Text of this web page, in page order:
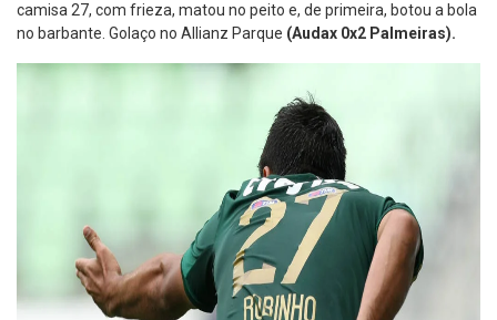
camisa 27, com frieza, matou no peito e, de primeira, botou a bola
no barbante. Golaço no Allianz Parque (Audax 0x2 Palmeiras).